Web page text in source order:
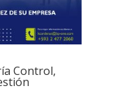
Control,